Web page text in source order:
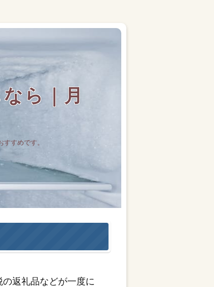
ら｜月
すめです。
返礼品などが一度に